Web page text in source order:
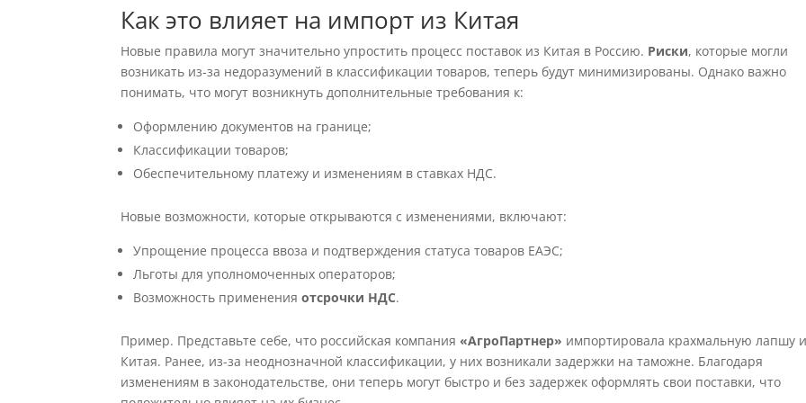
Как это влияет на импорт из Китая
Новые правила могут значительно упростить процесс поставок из Китая в Россию. Риски, которые могли
возникать из-за недоразумений в классификации товаров, теперь будут минимизированы. Однако важно
понимать, что могут возникнуть дополнительные требования к:
Оформлению документов на границе;
Классификации товаров;
Обеспечительному платежу и изменениям в ставках НДС.
Новые возможности, которые открываются с изменениями, включают:
Упрощение процесса ввоза и подтверждения статуса товаров ЕАЭС;
Льготы для уполномоченных операторов;
Возможность примененияотсрочки НДС.
Пример. Представьте себе, что российская компания «АгроПартнер» импортировала крахмальную лапшу
Китая. Ранее, из-за неоднозначной классификации, у них возникали задержки на таможне. Благодаря
изменениям в законодательстве, они теперь могут быстро и без задержек оформлять свои поставки, что